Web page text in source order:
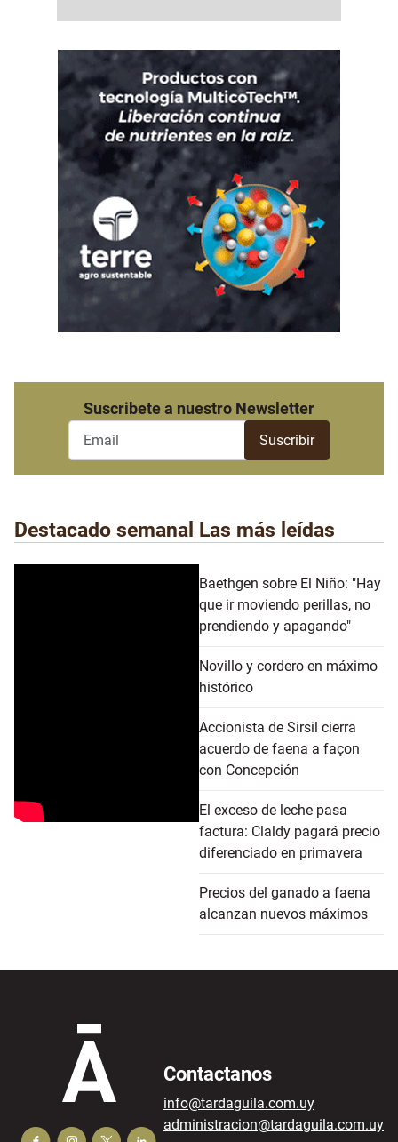
Suscribete a nuestro Newsletter
Destacado semanal Las más leídas
Baethgen sobre El Niño: "Hay
que ir moviendo perillas, no
prendiendo y apagando"
Novillo y cordero en máximo
histórico
Accionista de Sirsil cierra
acuerdo de faena a façon
con Concepción
El exceso de leche pasa
factura: Claldy pagará precio
diferenciado en primavera
Precios del ganado a faena
alcanzan nuevos máximos
Contactanos
info@tardaguila.com.uy
administracion@tardaguila.com.uy